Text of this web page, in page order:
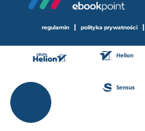
regulamin | polityka prywatności |
Helion
Sensus